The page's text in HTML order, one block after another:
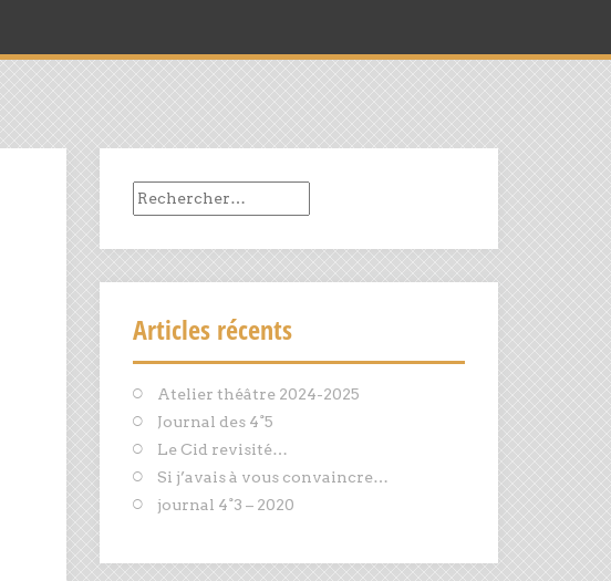
Rechercher :
Articles récents
Atelier théâtre 2024-2025
Journal des 4°5
Le Cid revisité…
Si j’avais à vous convaincre…
journal 4°3 – 2020